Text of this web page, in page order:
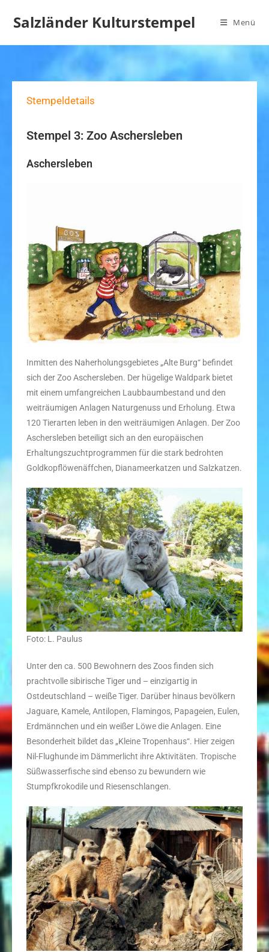
Salzländer Kulturstempel Menü
Stempeldetails
Stempel 3: Zoo Aschersleben
Aschersleben
Inmitten des Naherholungsgebietes „Alte Burg“ befindet
sich der Zoo Aschersleben. Der hügelige Waldpark bietet
mit einem umfangreichen Laubbaumbestand und den
weiträumigen Anlagen Naturgenuss und Erholung. Etwa
120 Tierarten leben in den weiträumigen Anlagen. Der Zoo
Aschersleben beteiligt sich an den europäischen
Erhaltungszuchtprogrammen für die stark bedrohten
Goldkopflöwenäffchen, Dianameerkatzen und Salzkatzen.
Foto: L. Paulus
Unter den ca. 500 Bewohnern des Zoos finden sich
prachtvolle sibirische Tiger und – einzigartig in
Ostdeutschland – weiße Tiger. Darüber hinaus bevölkern
Jaguare, Kamele, Antilopen, Flamingos, Papageien, Eulen,
Erdmännchen und ein weißer Löwe die Anlagen. Eine
Besonderheit bildet das „Kleine Tropenhaus“. Hier zeigen
Nil-Flughunde im Dämmerlicht ihre Aktivitäten. Tropische
Süßwasserfische sind ebenso zu bewundern wie
Stumpfkrokodile und Riesenschlangen.